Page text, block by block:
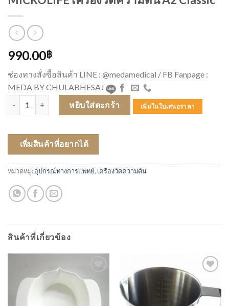
990.00฿
ช่องทางสั่งซื้อสินค้า LINE : @medamedical / FB Fanpage :
MEDA BY CHULABHESAJ
จำนวน MICROLIFE เครื่องวัดความดัน A2 Classic ชิ้น
หยิบใส่ตะกร้า เพิ่มในใบเสนอราคา
เพิ่มสินค้าที่อยากได้
หมวดหมู่:อุปกรณ์ทางการแพทย์, เครื่องวัดความดัน
สินค้าที่เกี่ยวข้อง